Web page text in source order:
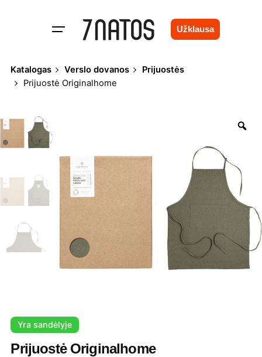
Užklausa
Katalogas Verslo dovanos
Prijuostės
Prijuostė Originalhome
Yra sandėlyje
Prijuostė Originalhome